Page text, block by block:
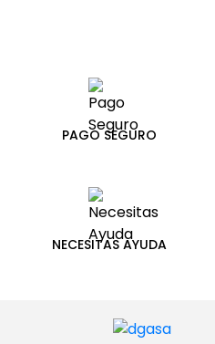
PAGO SEGURO
NECESITAS AYUDA